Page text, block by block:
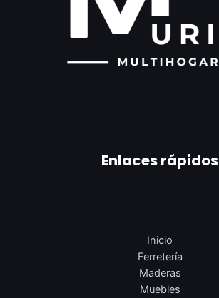
Enlaces rápidos
Inicio
Ferretería
Maderas
Muebles